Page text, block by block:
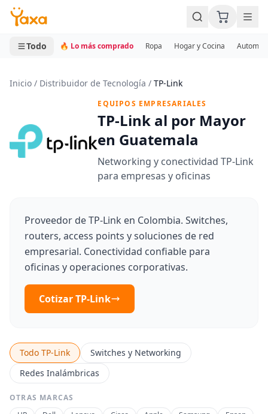
MINI CARRITO
0 productos
Todo 🔥 Lo más comprado Ropa Hogar y Cocina
Inicio / Distribuidor de Tecnología / TP-Link
EQUIPOS EMPRESARIALES
TP-Link al por Mayor
en Guatemala
Networking y conectividad TP-Link
para empresas y oficinas
Proveedor de TP-Link en Colombia. Switches,
routers, access points y soluciones de red
empresarial. Conectividad confiable para
oficinas y operaciones corporativas.
Cotizar TP-Link
Todo TP-Link
Switches y Networking
Redes Inalámbricas
OTRAS MARCAS